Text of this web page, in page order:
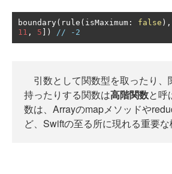
boundary( rule ( isMaximum : false ),
11 , 5 ]) // -2
引数として関数型を取ったり、
持ったりする関数は高階関数と呼
数は、Arrayのmapメソッドや
ど、Swiftの至る所に現れる重要な